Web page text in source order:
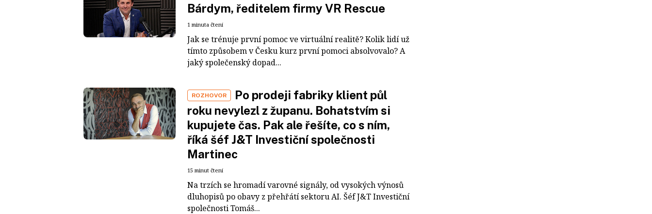
Bárdym, ředitelem firmy VR Rescue
1 minuta čtení
Jak se trénuje první pomoc ve virtuální realitě? Kolik lidí už
tímto způsobem v Česku kurz první pomoci absolvovalo? A
jaký společenský dopad...
ROZHOVOR
Po prodeji fabriky klient půl
roku nevylezl z županu. Bohatstvím si
kupujete čas. Pak ale řešíte, co s ním,
říká šéf J&T Investiční společnosti
Martinec
15 minut čtení
Na trzích se hromadí varovné signály, od vysokých výnosů
dluhopisů po obavy z přehřátí sektoru AI. Šéf J&T Investiční
společnosti Tomáš...